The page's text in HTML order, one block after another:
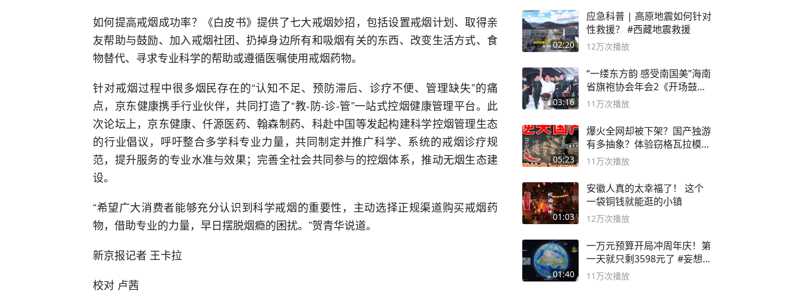
如何提高戒烟成功率？《白皮书》提供了七大戒烟妙招，包括设置戒烟计划、取得亲
友帮助与鼓励、加入戒烟社团、扔掉身边所有和吸烟有关的东西、改变生活方式、食
物替代、寻求专业科学的帮助或遵循医嘱使用戒烟药物。
针对戒烟过程中很多烟民存在的“认知不足、预防滞后、诊疗不便、管理缺失”的痛
点，京东健康携手行业伙伴，共同打造了“教-防-诊-管”一站式控烟健康管理平台。此
次论坛上，京东健康、仟源医药、翰森制药、科赴中国等发起构建科学控烟管理生态
的行业倡议，呼吁整合多学科专业力量，共同制定并推广科学、系统的戒烟诊疗规
范，提升服务的专业水准与效果；完善全社会共同参与的控烟体系，推动无烟生态建
设。
“希望广大消费者能够充分认识到科学戒烟的重要性，主动选择正规渠道购买戒烟药
物，借助专业的力量，早日摆脱烟瘾的困扰。”贺青华说道。
新京报记者 王卡拉
校对 卢茜
02:20
应急科普 | 高原地震如何针对
性救援？ #西藏地震救援
12万次播放
03:16
“一缕东方韵 感受南国美”海南
省旗袍协会年会2《开场鼓》
二团
11万次播放
05:23
爆火全网却被下架？国产独游
有多抽象？体验窃格瓦拉模拟
器！
11万次播放
01:03
安徽人真的太幸福了！ 这个
一袋铜钱就能逛的小镇
12万次播放
01:40
一万元预算开局冲周年庆！第
一天就只剩3598元了 #妄想山
海
11万次播放